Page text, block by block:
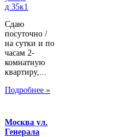
Сдаю
посуточно /
на сутки и по
часам 2-
комнатную
квартиру,...
Подробнее »
Москва ул.
Генерала